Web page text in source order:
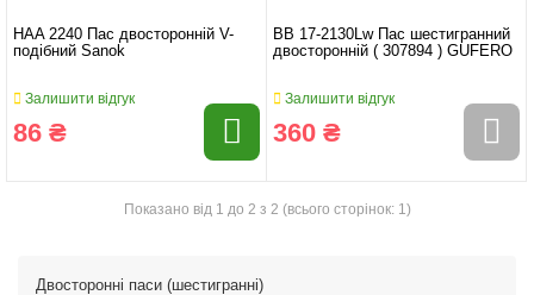
HAA 2240 Пас двосторонній V-
подібний Sanok
Залишити відгук
86 ₴
BB 17-2130Lw Пас шестигранний
двосторонній ( 307894 ) GUFERO
Залишити відгук
360 ₴
Показано від 1 до 2 з 2 (всього сторінок: 1)
Двосторонні паси (шестигранні)